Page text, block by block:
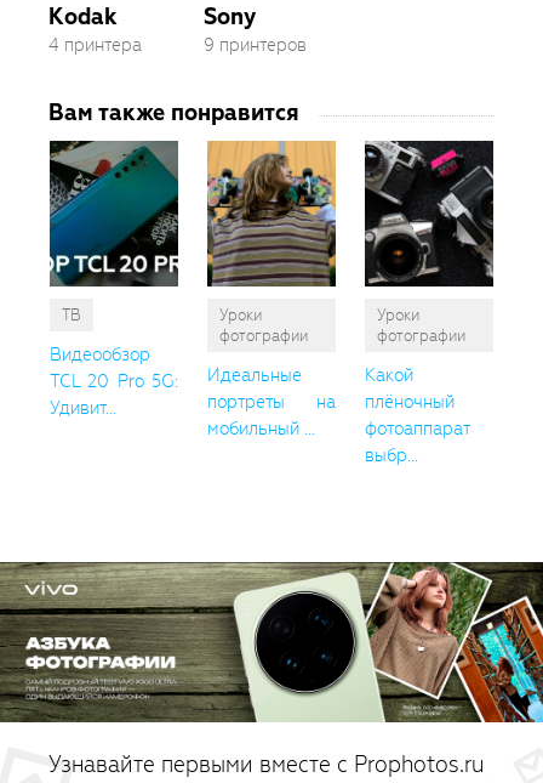
Kodak
4 принтера
Sony
9 принтеров
Вам также понравится
ТВ
Видеообзор
TCL 20 Pro 5G:
Удивит...
Уроки
фотографии
Идеальные
портреты на
мобильный ...
Уроки
фотографии
Какой
плёночный
фотоаппарат
выбр...
Узнавайте первыми вместе с Prophotos.ru